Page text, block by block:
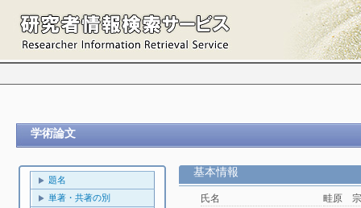
学術論文
題名
単著・共著の別
基本情報
氏名
畦原